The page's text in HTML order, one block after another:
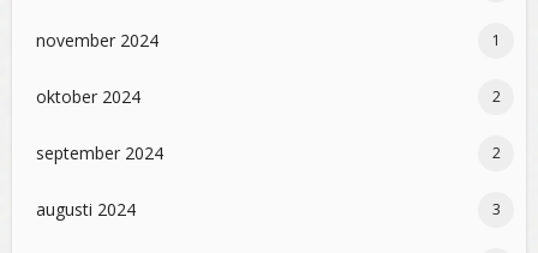
november 2024 1
oktober 2024 2
september 2024 2
augusti 2024 3